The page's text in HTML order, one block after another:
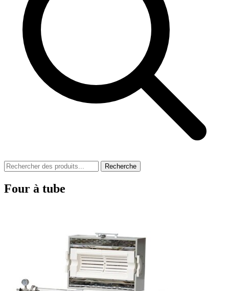
Recherche
Four à tube